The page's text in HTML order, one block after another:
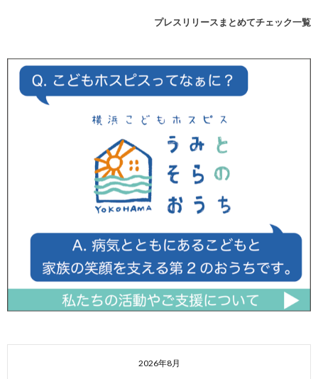
プレスリリースまとめてチェック一覧
2026年8月